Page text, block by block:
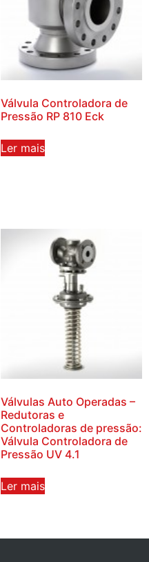
Válvula Controladora de
Pressão RP 810 Eck
Ler mais
Válvulas Auto Operadas –
Redutoras e
Controladoras de pressão:
Válvula Controladora de
Pressão UV 4.1
Ler mais